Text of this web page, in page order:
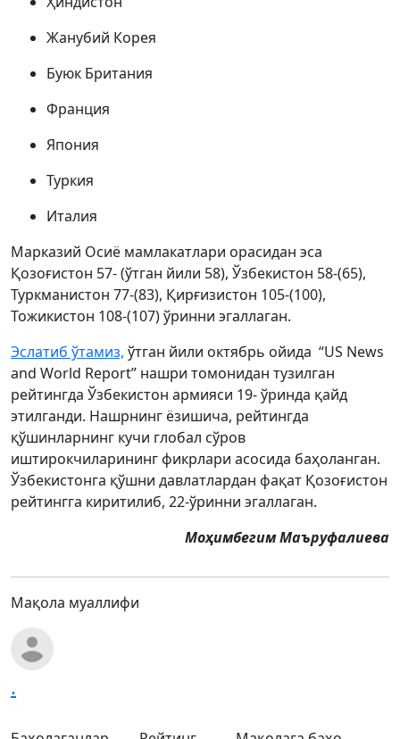
Жанубий Корея
Буюк Британия
Франция
Япония
Туркия
Италия
Марказий Осиё мамлакатлари орасидан эса
Қозоғистон 57- (ўтган йили 58), Ўзбекистон 58-(65),
Туркманистон 77-(83), Қирғизистон 105-(100),
Тожикистон 108-(107) ўринни эгаллаган.
Эслатиб ўтамиз, ўтган йили октябрь ойида “US News
and World Report” нашри томонидан тузилган
рейтингда Ўзбекистон армияси 19- ўринда қайд
этилганди. Нашрнинг ёзишича, рейтингда
қўшинларнинг кучи глобал сўров
иштирокчиларининг фикрлари асосида баҳоланган.
Ўзбекистонга қўшни давлатлардан фақат Қозоғистон
рейтингга киритилиб, 22-ўринни эгаллаган.
Моҳимбегим Маъруфалиева
Мақола муаллифи
.